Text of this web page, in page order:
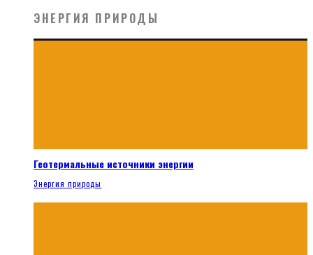
ЭНЕРГИЯ ПРИРОДЫ
Геотермальные источники энергии
Энергия природы